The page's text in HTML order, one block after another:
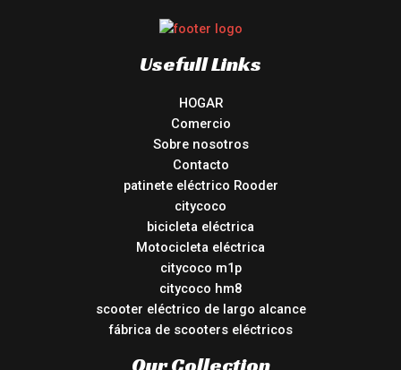
Usefull Links
HOGAR
Comercio
Sobre nosotros
Contacto
patinete eléctrico Rooder
citycoco
bicicleta eléctrica
Motocicleta eléctrica
citycoco m1p
citycoco hm8
scooter eléctrico de largo alcance
fábrica de scooters eléctricos
Our Collection